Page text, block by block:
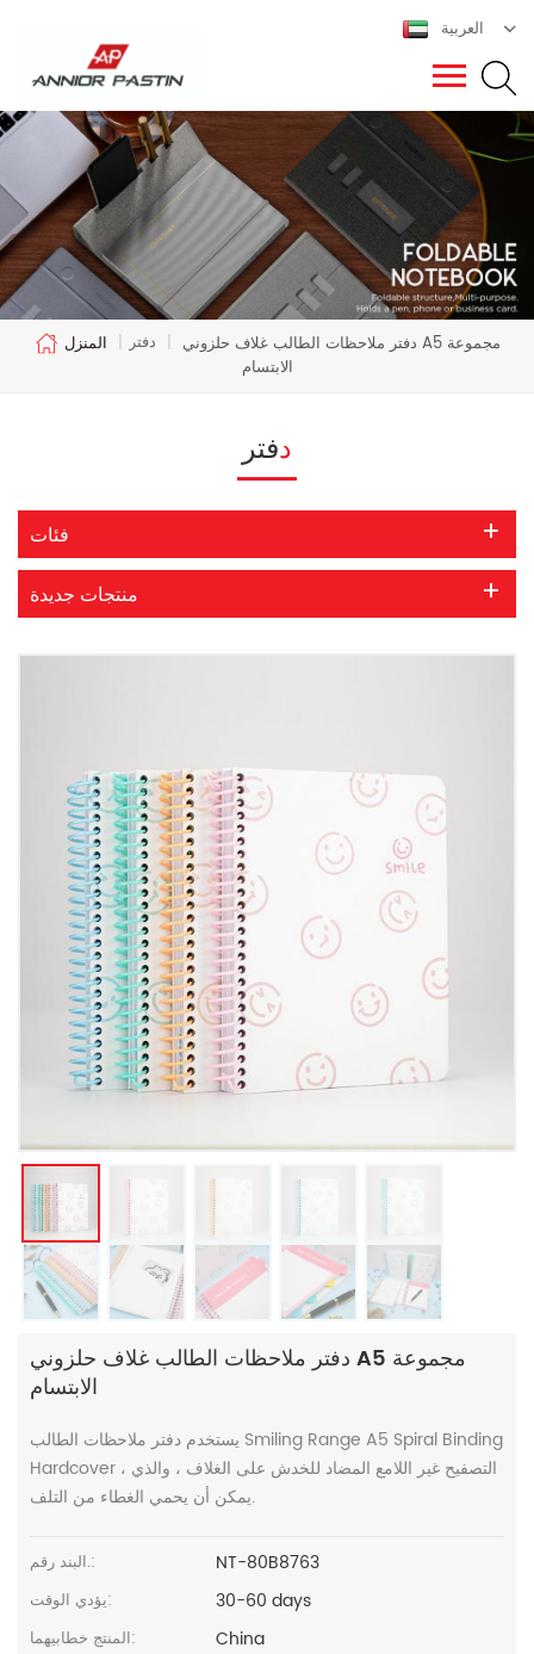
العربية
المنزل | دفتر |
الابتسام
دفتر
فئات
منتجات جديدة
دفتر ملاحظات الطالب غلاف حلزوني A5 مجموعة
الابتسام
يستخدم دفتر ملاحظات الطالب Smiling Range A5 Spiral Binding
Hardcover ، التصفيح غير اللامع المضاد للخدش على الغلاف ، والذي
يمكن أن يحمي الغطاء من التلف.
البند رقم.: NT-80B8763
يؤدي الوقت: 30-60 days
المنتج خطابيهما: China